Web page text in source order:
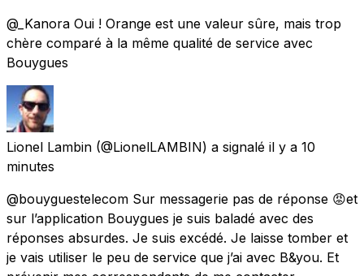
@_Kanora Oui ! Orange est une valeur sûre, mais trop
chère comparé à la même qualité de service avec
Bouygues
Lionel Lambin (@LionelLAMBIN) a signalé il y a 10
minutes
@bouyguestelecom Sur messagerie pas de réponse 😡et
sur l’application Bouygues je suis baladé avec des
réponses absurdes. Je suis excédé. Je laisse tomber et
je vais utiliser le peu de service que j’ai avec B&you. Et